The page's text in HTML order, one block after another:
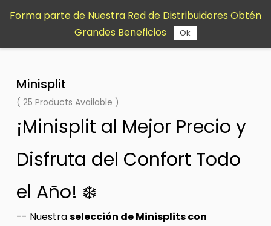
contenido
Minisplit
( 25 Products Available )
¡Minisplit al Mejor Precio y
Disfruta del Confort Todo
el Año! ❄️
-- Nuestraselección de Minisplits con
Forma parte de Nuestra Red de Distribuidores Obtén
Grandes Beneficios
Ok